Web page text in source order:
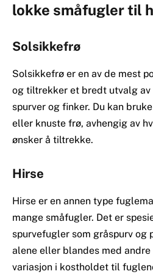
lokke småfugler til
Solsikkefrø
Solsikkefrø er en av de mest
og tiltrekker et bredt utvalg av
spurver og finker. Du kan
eller knuste frø, avhengig av
ønsker å tiltrekke.
Hirse
Hirse er en annen type
mange småfugler. Det er
spurvefugler som gråspurv og
alene eller blandes med
variasjon i kostholdet til